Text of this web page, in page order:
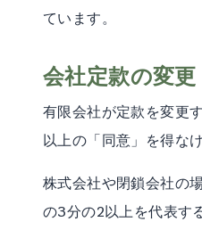
ています。
会社定款の変更
有限会社が定款を変更
以上の「同意」を得な
株式会社や閉鎖会社の
の3分の2以上を代表す